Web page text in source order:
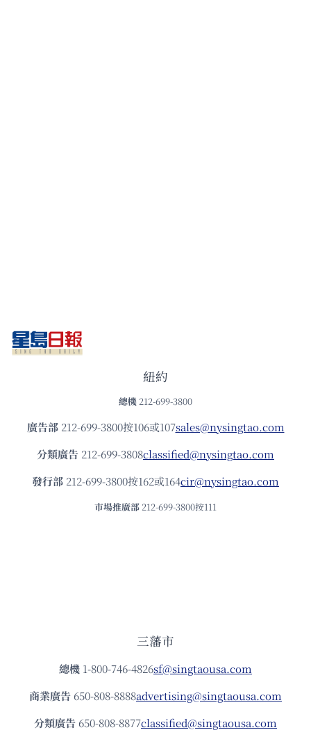
紐約
總機 212-699-3800
廣告部212-699-3800按106或107sales@nysingtao.com
分類廣告 212-699-3808classified@nysingtao.com
發⾏部 212-699-3800按162或164cir@nysingtao.com
市場推廣部 212-699-3800按111
三藩市
總機 1-800-746-4826sf@singtaousa.com
商業廣告 650-808-8888advertising@singtaousa.com
分類廣告 650-808-8877classified@singtaousa.com